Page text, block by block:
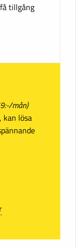
tillgång
mån)
lösa